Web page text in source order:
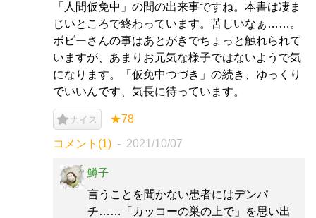
「人間仮免中」の間の出来事ですね。本書は凄ま
じいところで終わっています。苦しいなぁ……。
ボビーさんの事はあとがきでちょっと触れられて
いますが、あまりお元気な様子ではないようで気
になります。「仮免中つづき」の続き、ゆっくり
でいいんです、気長に待っています。
ナイス ★78
コメント(1) 2021/10/07
鱒子
言うことを聞かない患者にはデンパ
チ……「カッコーの巣の上で」を思い出